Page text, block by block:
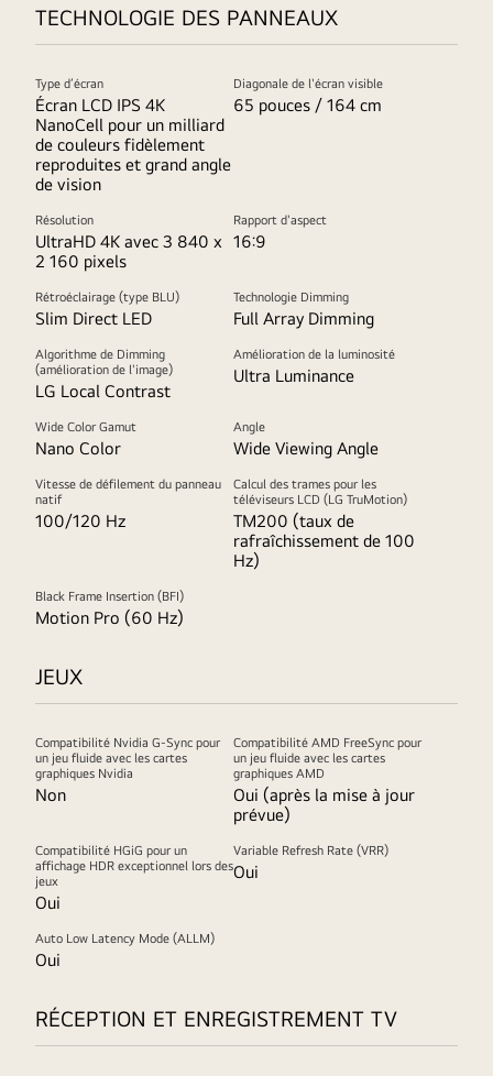
TECHNOLOGIE DES PANNEAUX
Type d’écran
Écran LCD IPS 4K
NanoCell pour un milliard
de couleurs fidèlement
reproduites et grand angle
de vision
Diagonale de l'écran visible
65 pouces / 164 cm
Résolution
UltraHD 4K avec 3 840 x
2 160 pixels
Rapport d'aspect
16:9
Rétroéclairage (type BLU)
Slim Direct LED
Technologie Dimming
Full Array Dimming
Algorithme de Dimming
(amélioration de l'image)
LG Local Contrast
Amélioration de la luminosité
Ultra Luminance
Wide Color Gamut
Nano Color
Angle
Wide Viewing Angle
Vitesse de défilement du panneau
natif
100/120 Hz
Calcul des trames pour les
téléviseurs LCD (LG TruMotion)
TM200 (taux de
rafraîchissement de 100
Hz)
Black Frame Insertion (BFI)
Motion Pro (60 Hz)
JEUX
Compatibilité Nvidia G-Sync pour
un jeu fluide avec les cartes
graphiques Nvidia
Non
Compatibilité AMD FreeSync pour
un jeu fluide avec les cartes
graphiques AMD
Oui (après la mise à jour
prévue)
Compatibilité HGiG pour un
affichage HDR exceptionnel lors des
jeux
Oui
Variable Refresh Rate (VRR)
Oui
Auto Low Latency Mode (ALLM)
Oui
RÉCEPTION ET ENREGISTREMENT TV